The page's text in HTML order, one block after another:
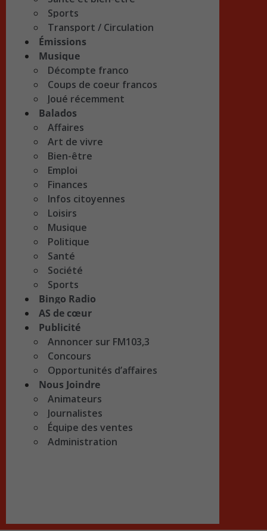
Sports
Transport / Circulation
Émissions
Musique
Décompte franco
Coups de coeur francos
Joué récemment
Balados
Affaires
Art de vivre
Bien-être
Emploi
Finances
Infos citoyennes
Loisirs
Musique
Politique
Santé
Société
Sports
Bingo Radio
AS de cœur
Publicité
Annoncer sur FM103,3
Concours
Opportunités d’affaires
Nous Joindre
Animateurs
Journalistes
Équipe des ventes
Administration